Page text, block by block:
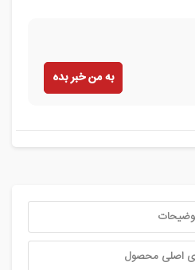
به من خبر بده
اصلی محصول